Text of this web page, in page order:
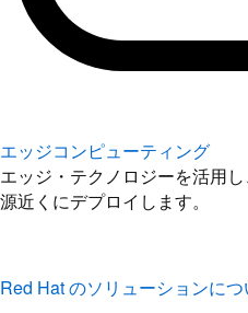
エッジコンピューティング
エッジ・テクノロジーを活用
源近くにデプロイします。
Red Hat のソリューションにつ